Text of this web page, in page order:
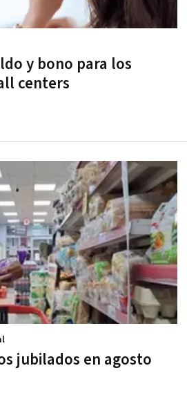
y bono para los
centers
jubilados en agosto